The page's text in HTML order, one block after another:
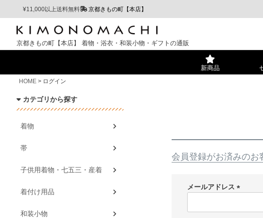
¥11,000以上送料無料 京都きもの町【本店】
京都きもの町【本店】 着物・浴衣・和装小物・ギフトの通販
新商品
HOME ログイン
会員登録がお済みのお
メールアドレス
カテゴリから探す
着物
帯
子供用着物・七五三・産着
着付け用品
和装小物